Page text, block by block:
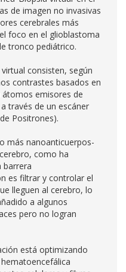
de imagen no invasivas
cerebrales más
foco en el glioblastoma
tronco pediátrico.
consisten, según
contrastes basados en
emisores de
través de un escáner
Positrones).
más nanoanticuerpos-
como ha
barrera
es filtrar y controlar el
lleguen al cerebro, lo
a algunos
pero no logran
está optimizando